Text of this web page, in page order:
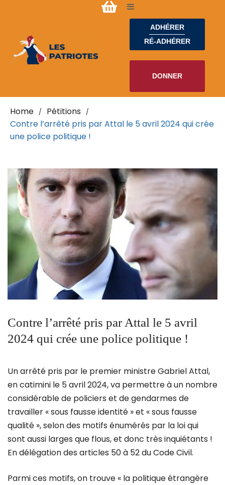
ADHÉRER
RÉ-ADHÉRER
DONNER
Home / Pétitions /
Contre l’arrêté pris par Attal le 5 avril 2024 qui crée
une police politique !
Contre l’arrêté pris par Attal le 5 avril
2024 qui crée une police politique !
Un arrêté pris par le premier ministre Gabriel Attal,
en catimini le 5 avril 2024, va permettre à un nombre
considérable de policiers et de gendarmes de
travailler « sous fausse identité » et « sous fausse
qualité », selon des motifs énumérés par la loi qui
sont aussi larges que flous, et donc très inquiétants !
En délégation des articles 50 à 52 du Code Civil.
Parmi ces motifs, on trouve « la politique étrangère